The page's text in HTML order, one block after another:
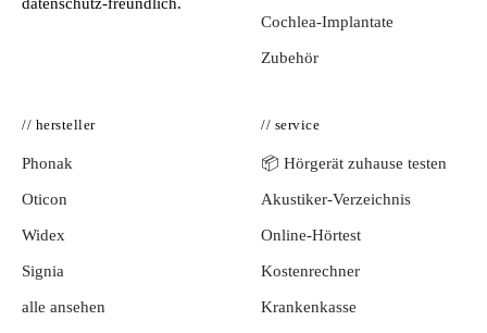
Cochlea-Implantate
Zubehör
// hersteller
Phonak
Oticon
Widex
Signia
alle ansehen
// service
📦 Hörgerät zuhause testen
Akustiker-Verzeichnis
Online-Hörtest
Kostenrechner
Krankenkasse